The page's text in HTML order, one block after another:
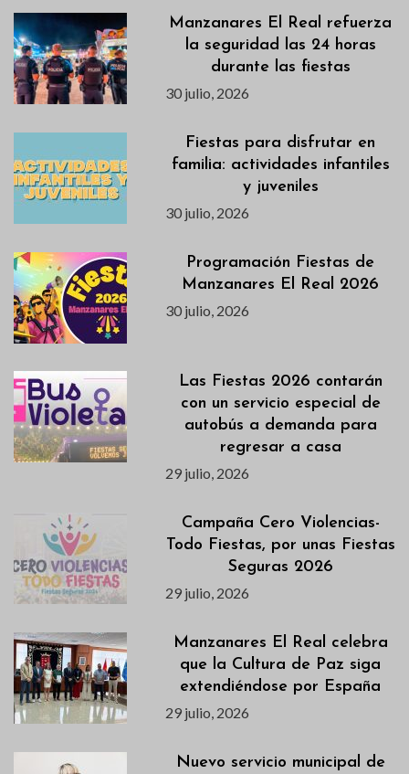
Manzanares El Real refuerza
la seguridad las 24 horas
durante las fiestas
30 julio, 2026
Fiestas para disfrutar en
familia: actividades infantiles
y juveniles
30 julio, 2026
Programación Fiestas de
Manzanares El Real 2026
30 julio, 2026
Las Fiestas 2026 contarán
con un servicio especial de
autobús a demanda para
regresar a casa
29 julio, 2026
Campaña Cero Violencias-
Todo Fiestas, por unas Fiestas
Seguras 2026
29 julio, 2026
Manzanares El Real celebra
que la Cultura de Paz siga
extendiéndose por España
29 julio, 2026
Nuevo servicio municipal de